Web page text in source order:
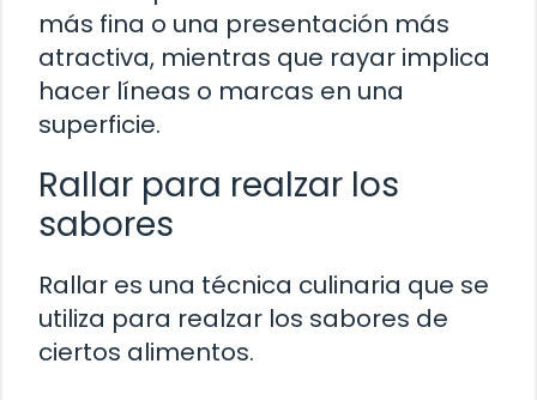
más fina o una presentación más
atractiva, mientras que rayar implica
hacer líneas o marcas en una
superficie.
Rallar para realzar los
sabores
Rallar es una técnica culinaria que se
utiliza para realzar los sabores de
ciertos alimentos.